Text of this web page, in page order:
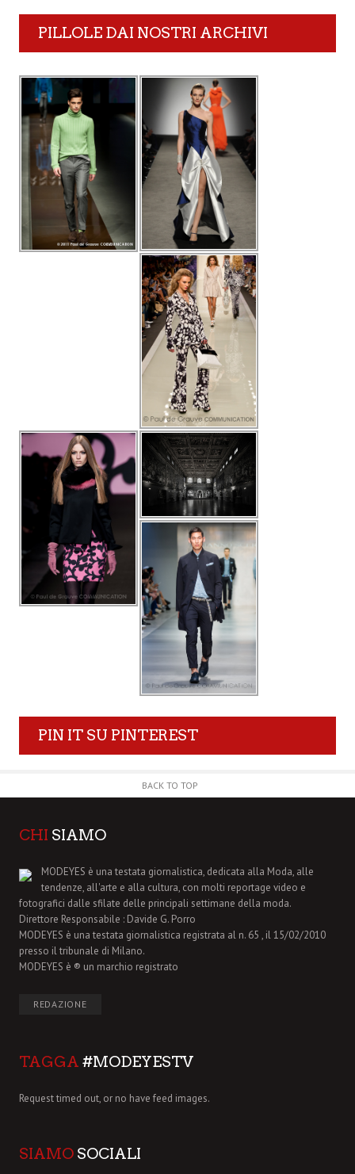
PILLOLE DAI NOSTRI ARCHIVI
PIN IT SU PINTEREST
BACK TO TOP
CHI SIAMO
MODEYES è una testata giornalistica, dedicata alla Moda, alle
tendenze, all'arte e alla cultura, con molti reportage video e
fotografici dalle sfilate delle principali settimane della moda.
Direttore Responsabile : Davide G. Porro
MODEYES è una testata giornalistica registrata al n. 65 , il 15/02/2010
presso il tribunale di Milano.
MODEYES è ® un marchio registrato
REDAZIONE
TAGGA #MODEYESTV
Request timed out, or no have feed images.
SIAMO SOCIALI